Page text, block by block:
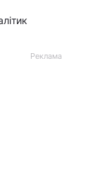
Реклама